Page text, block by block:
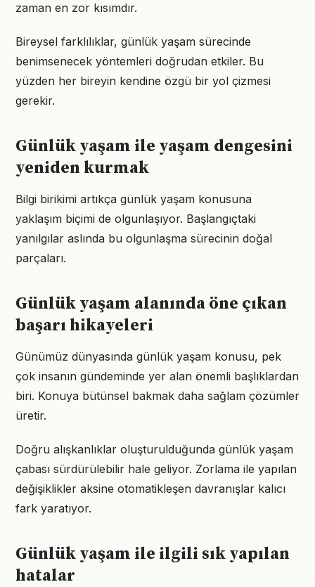
zaman en zor kısımdır.
Bireysel farklılıklar, günlük yaşam sürecinde
benimsenecek yöntemleri doğrudan etkiler. Bu
yüzden her bireyin kendine özgü bir yol çizmesi
gerekir.
Günlük yaşam ile yaşam dengesini
yeniden kurmak
Bilgi birikimi artıkça günlük yaşam konusuna
yaklaşım biçimi de olgunlaşıyor. Başlangıçtaki
yanılgılar aslında bu olgunlaşma sürecinin doğal
parçaları.
Günlük yaşam alanında öne çıkan
başarı hikayeleri
Günümüz dünyasında günlük yaşam konusu, pek
çok insanın gündeminde yer alan önemli başlıklardan
biri. Konuya bütünsel bakmak daha sağlam çözümler
üretir.
Doğru alışkanlıklar oluşturulduğunda günlük yaşam
çabası sürdürülebilir hale geliyor. Zorlama ile yapılan
değişiklikler aksine otomatikleşen davranışlar kalıcı
fark yaratıyor.
Günlük yaşam ile ilgili sık yapılan
hatalar